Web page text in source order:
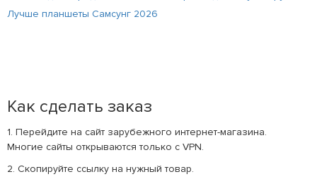
Лучше планшеты Самсунг 2026
Как сделать заказ
1. Перейдите на сайт зарубежного интернет-магазина.
Многие сайты открываются только с VPN.
2. Скопируйте ссылку на нужный товар.